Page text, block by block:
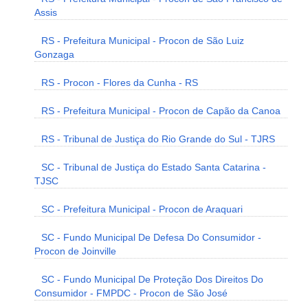
Assis
RS - Prefeitura Municipal - Procon de São Luiz
Gonzaga
RS - Procon - Flores da Cunha - RS
RS - Prefeitura Municipal - Procon de Capão da Canoa
RS - Tribunal de Justiça do Rio Grande do Sul - TJRS
SC - Tribunal de Justiça do Estado Santa Catarina -
TJSC
SC - Prefeitura Municipal - Procon de Araquari
SC - Fundo Municipal De Defesa Do Consumidor -
Procon de Joinville
SC - Fundo Municipal De Proteção Dos Direitos Do
Consumidor - FMPDC - Procon de São José